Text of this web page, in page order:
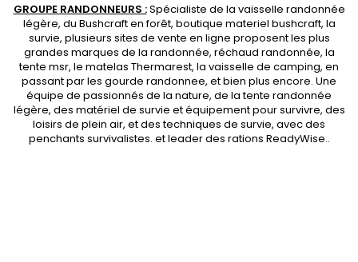
GROUPE RANDONNEURS :Spécialiste de la vaisselle randonnée
légère, du Bushcraft en forêt, boutique materiel bushcraft, la
survie, plusieurs sites de vente en ligne proposent les plus
grandes marques de la randonnée, réchaud randonnée, la
tente msr, le matelas Thermarest, la vaisselle de camping, en
passant par les gourde randonnee, et bien plus encore. Une
équipe de passionnés de la nature, de latente randonnée
légère, des matériel de survie et équipement pour survivre, des
loisirs de plein air, et des techniques de survie, avec des
penchants survivalistes. et leader des rations ReadyWise..